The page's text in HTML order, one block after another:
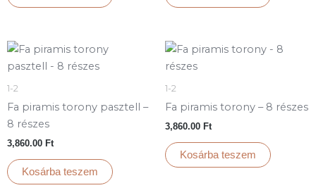
1-2
Fa piramis torony pasztell –
8 részes
3,860.00 Ft
Kosárba teszem
1-2
Fa piramis torony – 8 részes
3,860.00 Ft
Kosárba teszem